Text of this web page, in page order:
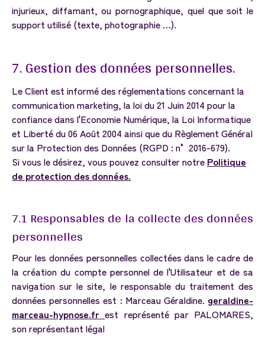
injurieux, diffamant, ou pornographique, quel que soit le
support utilisé (texte, photographie …).
7.Gestiondesdonnées personnelles.
Le Client est informé des réglementations concernant la
communication marketing, la loi du 21 Juin 2014 pour la
confiance dans l'Economie Numérique, la Loi Informatique
et Liberté du 06 Août 2004 ainsi que du Règlement Général
sur la Protection des Données (RGPD : n° 2016-679).
Si vous le désirez, vous pouvez consulter notre Politique
de protection des données.
7.1 Responsablesde lacollectedesdonnées
personnelles
Pour les données personnelles collectées dans le cadre de
la création du compte personnel de l'Utilisateur et de sa
navigation sur le site, le responsable du traitement des
données personnelles est : Marceau Géraldine. geraldine-
marceau-hypnose.frest représenté par PALOMARES,
son représentant légal